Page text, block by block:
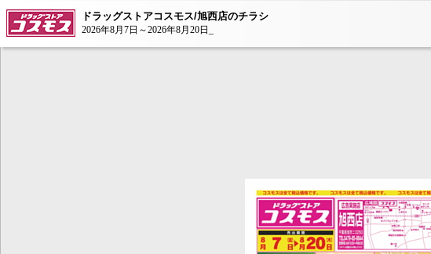
ドラッグストアコスモス/旭西店のチラシ
2026年8月7日～2026年8月20日_